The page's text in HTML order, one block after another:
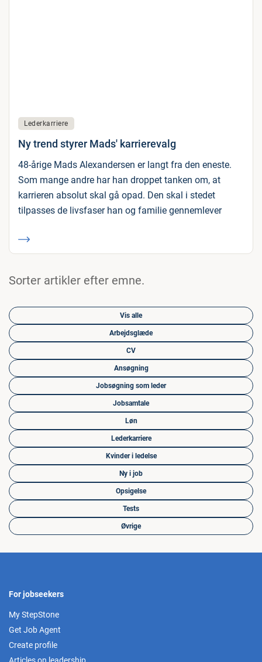
Lederkarriere
Ny trend styrer Mads' karrierevalg
48-årige Mads Alexandersen er langt fra den eneste.
Som mange andre har han droppet tanken om, at
karrieren absolut skal gå opad. Den skal i stedet
tilpasses de livsfaser han og familie gennemlever
Sorter artikler efter emne.
Vis alle
Arbejdsglæde
CV
Ansøgning
Jobsøgning som leder
Jobsamtale
Løn
Lederkarriere
Kvinder i ledelse
Ny i job
Opsigelse
Tests
Øvrige
For jobseekers
My StepStone
Get Job Agent
Create profile